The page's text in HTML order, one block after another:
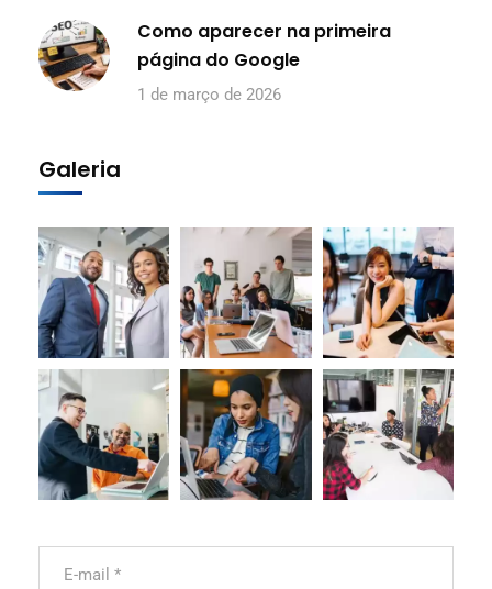
Como aparecer na primeira
página do Google
1 de março de 2026
Galeria